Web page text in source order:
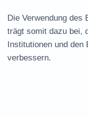
Die Verwendung des
trägt somit dazu bei,
Institutionen und den
verbessern.